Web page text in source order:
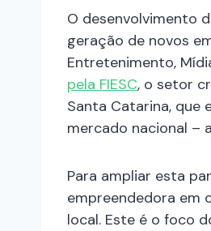
O desenvolvimento
geração de novos
Entretenimento,
pela FIESC, o setor
Santa Catarina, que
mercado nacional –
Para ampliar esta
empreendedora em
local. Este é o foco